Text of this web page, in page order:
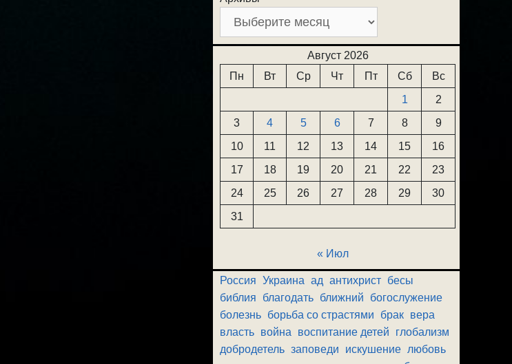
Август 2026
Пн
Вт Ср Чт Пт Сб
Вс
1
2
3
4 5 6 7 8
9
10
11 12 13 14 15
16
17
18 19 20 21 22
23
24
25 26 27 28 29
30
31
« Июл
Россия Украина ад антихрист бесы
библия
благодать ближний
богослужение
болезнь борьба со страстями брак вера
власть война воспитание детей
глобализм
добродетель заповеди искушение любовь